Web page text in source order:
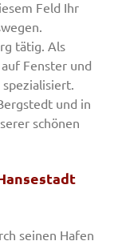
Feld Ihr
tätig. Als
Fenster und
und in
schönen
seinen Hafen